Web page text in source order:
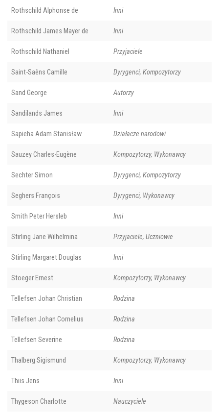
Rothschild Alphonse de Inni
Rothschild James Mayer de Inni
Rothschild Nathaniel Przyjaciele
Saint-Saëns Camille Dyrygenci, Kompozytorzy
Sand George Autorzy
Sandilands James Inni
Sapieha Adam Stanisław Działacze narodowi
Sauzey Charles-Eugène Kompozytorzy, Wykonawcy
Sechter Simon Dyrygenci, Kompozytorzy
Seghers François Dyrygenci, Wykonawcy
Smith Peter Hersleb Inni
Stirling Jane Wilhelmina Przyjaciele, Uczniowie
Stirling Margaret Douglas Inni
Stoeger Ernest Kompozytorzy, Wykonawcy
Tellefsen Johan Christian Rodzina
Tellefsen Johan Cornelius Rodzina
Tellefsen Severine Rodzina
Thalberg Sigismund Kompozytorzy, Wykonawcy
Thiis Jens Inni
Thygeson Charlotte Nauczyciele